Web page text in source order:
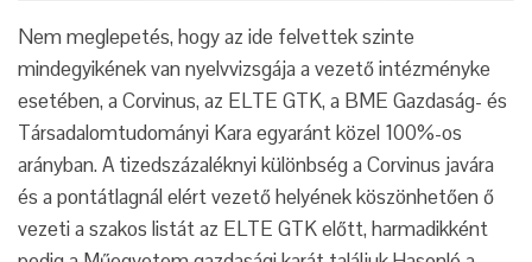
Nem meglepetés, hogy az ide felvettek szinte
mindegyikének van nyelvvizsgája a vezető intézményke
esetében, a Corvinus, az ELTE GTK, a BME Gazdaság- és
Társadalomtudományi Kara egyaránt közel 100%-os
arányban. A tizedszázaléknyi különbség a Corvinus javára
és a pontátlagnál elért vezető helyének köszönhetően ő
vezeti a szakos listát az ELTE GTK előtt, harmadikként